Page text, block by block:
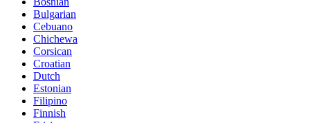
Bulgarian
Cebuano
Chichewa
Corsican
Croatian
Dutch
Estonian
Filipino
Finnish